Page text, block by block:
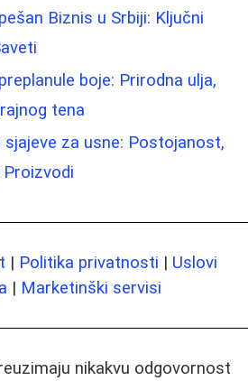
Biznis u Srbiji: Ključni
boje: Prirodna ulja,
tena
za usne: Postojanost,
Proizvodi
| Politika privatnosti | Uslovi
| Marketinški servisi
nikakvu odgovornost